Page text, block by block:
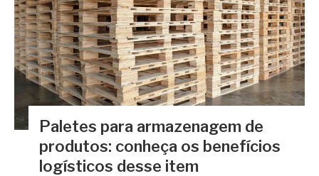
Paletes para armazenagem de
produtos: conheça os benefícios
logísticos desse item